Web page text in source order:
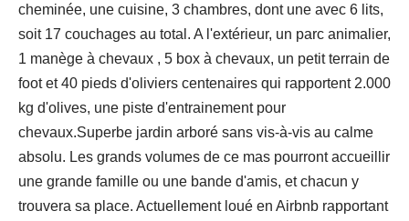
cheminée, une cuisine, 3 chambres, dont une avec 6 lits,
soit 17 couchages au total. A l'extérieur, un parc animalier,
1 manège à chevaux , 5 box à chevaux, un petit terrain de
foot et 40 pieds d'oliviers centenaires qui rapportent 2.000
kg d'olives, une piste d'entrainement pour
chevaux.Superbe jardin arboré sans vis-à-vis au calme
absolu. Les grands volumes de ce mas pourront accueillir
une grande famille ou une bande d'amis, et chacun y
trouvera sa place. Actuellement loué en Airbnb rapportant